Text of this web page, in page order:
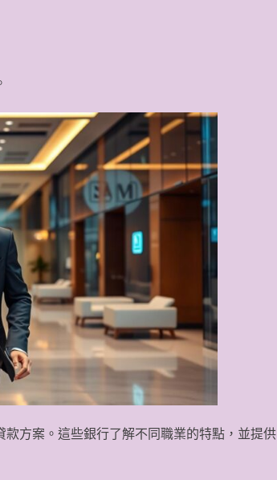
款方案。這些銀行了解不同職業的特點，並提供